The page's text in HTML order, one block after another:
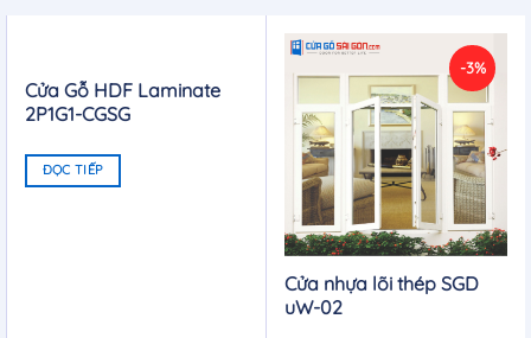
Cửa Gỗ HDF Laminate
2P1G1-CGSG
ĐỌC TIẾP
-3%
Cửa nhựa lõi thép SGD
uW-02